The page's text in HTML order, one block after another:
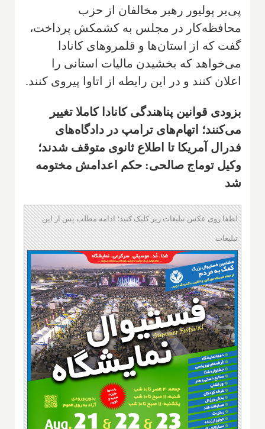
پی‌یر پولیور رهبر مخالفان از حزب
محافظه‌کار در مجلس به کشمکش پرداخت،
گفت که از استان‌ها و قلمروهای کانادا
می‌خواهد که بخشیدن مالیات استانی را
اعلان کنند و در این رابطه از اتاوا پیروی کنند.
بزودی قوانین پناهندگی کانادا کاملا تغییر
می‌کنند؛ اتهام‌های ترامپ در دادگاه‌های
فدرال آمریکا تا اطلاع ثانوی متوقف شدند؛
وکیل توماج صالحی: حکم اعدامش مختومه
شد
لطفا روی عکس تبلیغات زیر کلیک کنید؛ ادامه مطلب پس از این
تبلیغات